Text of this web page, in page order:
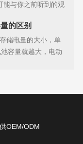
能与你之前听到的观
的区别
储电量的大小，单
容量就越大，电动
OEM/ODM